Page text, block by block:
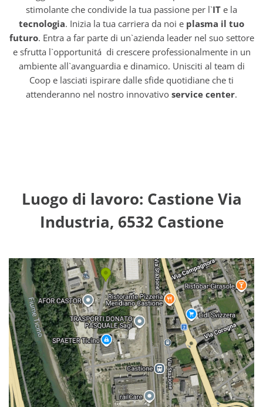
stimolante che condivide la tua passione per l`IT e la
tecnologia. Inizia la tua carriera da noi e plasma il tuo
futuro. Entra a far parte di un`azienda leader nel suo settore
e sfrutta l`opportunitá di crescere professionalmente in un
ambiente all`avanguardia e dinamico. Unisciti al team di
Coop e lasciati ispirare dalle sfide quotidiane che ti
attenderanno nel nostro innovativo service center.
Luogo di lavoro: Castione Via
Industria, 6532 Castione